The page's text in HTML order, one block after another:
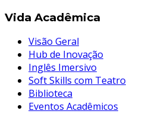
Vida Acadêmica
Visão Geral
Hub de Inovação
Inglês Imersivo
Soft Skills com Teatro
Biblioteca
Eventos Acadêmicos